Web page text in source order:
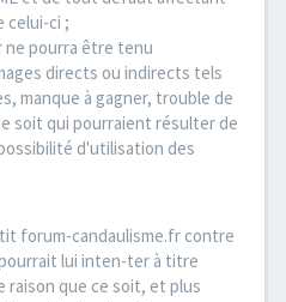
celui-ci ;
ne pourra être tenu
directs ou indirects tels
manque à gagner, trouble de
soit qui pourraient résulter de
d'utilisation des
forum-candaulisme.fr contre
lui inten-ter à titre
raison que ce soit, et plus